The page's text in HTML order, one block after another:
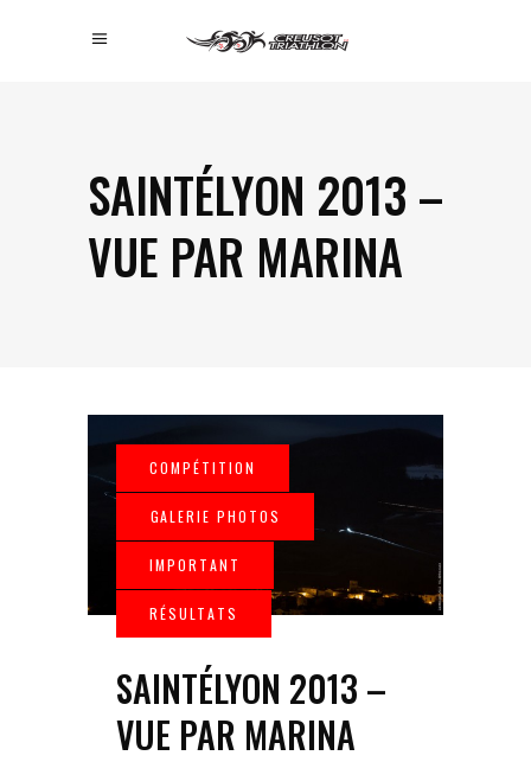
SAINTÉLYON 2013 –
VUE PAR MARINA
SAINTÉLYON 2013 –
VUE PAR MARINA